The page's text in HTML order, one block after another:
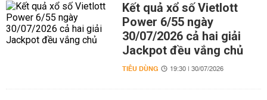
Kết quả xổ số Vietlott
Power 6/55 ngày
30/07/2026 cả hai giải
Jackpot đều vắng chủ
TIÊU DÙNG 19:30 | 30/07/2026